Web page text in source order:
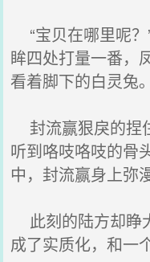
“宝贝在哪里呢
眸四处打量一番，
看着脚下的白灵兔。
封流赢狠戾的捏
听到咯吱咯吱的骨
中，封流赢身上弥
此刻的陆方却睁
成了实质化，和一